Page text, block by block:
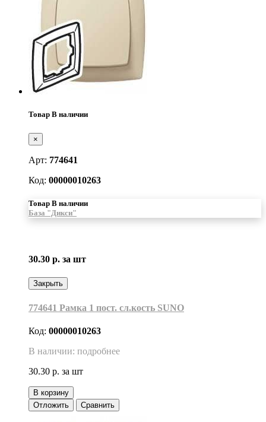
Товар В наличии
×
Арт: 774641
Код: 00000010263
Товар В наличии
База "Дикси"
30.30 р. за шт
Закрыть
774641 Рамка 1 пост. сл.кость SUNO
Код: 00000010263
В наличии: подробнее
30.30 р. за шт
В корзину
Отложить
Сравнить